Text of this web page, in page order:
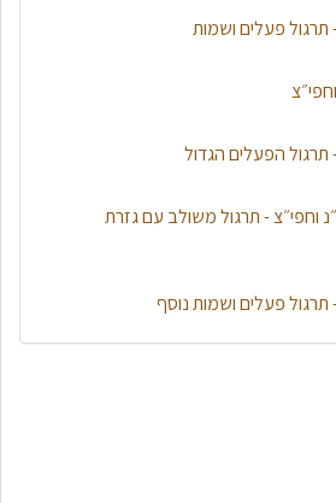
תרגול פעלים ושמות
תרגול הפעלים הגדול
וחפי״צ - תרגול משולב עם גזרת
תרגול פעלים ושמות נוסף